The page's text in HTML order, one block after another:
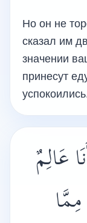
Но он не
сказал им
значении
принесут
عَالِمٌ